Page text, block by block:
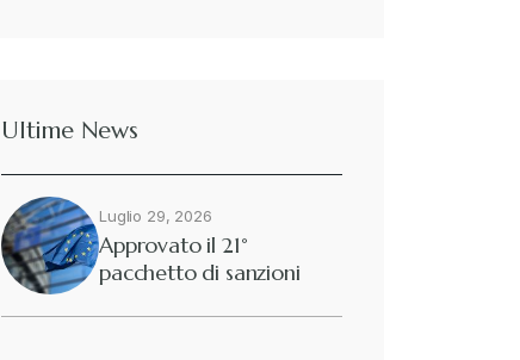
Ultime News
Luglio 29, 2026
Approvato il 21°
pacchetto di sanzioni